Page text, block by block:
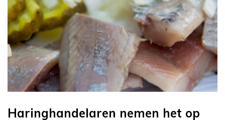
Haringhandelaren nemen het op